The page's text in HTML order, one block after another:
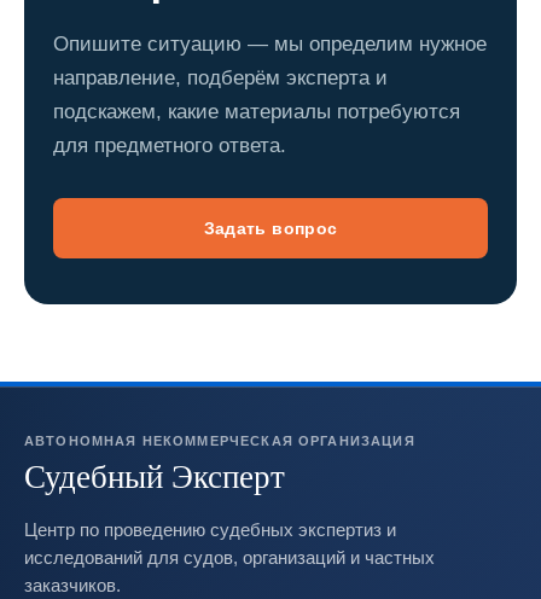
Опишите ситуацию — мы определим нужное
направление, подберём эксперта и
подскажем, какие материалы потребуются
для предметного ответа.
Задать вопрос
АВТОНОМНАЯ НЕКОММЕРЧЕСКАЯ ОРГАНИЗАЦИЯ
Судебный Эксперт
Центр по проведению судебных экспертиз и
исследований для судов, организаций и частных
заказчиков.